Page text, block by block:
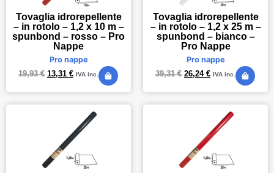
Tovaglia idrorepellente
– in rotolo – 1,2 x 10 m –
spunbond – rosso – Pro
Nappe
Pro nappe
19,93€ 13,31 € IVA inc.
Tovaglia idrorepellente
– in rotolo – 1,2 x 25 m –
spunbond – bianco –
Pro Nappe
Pro nappe
39,31€ 26,24 € IVA inc.